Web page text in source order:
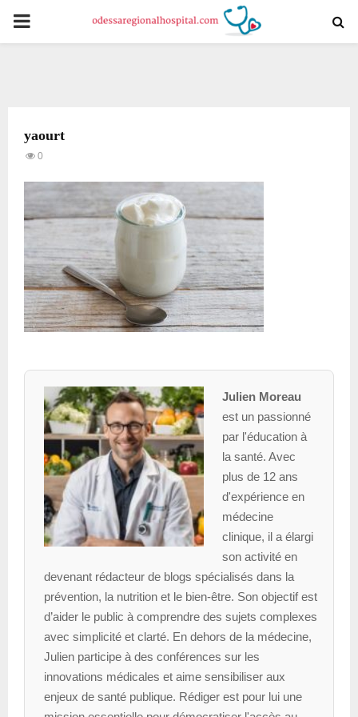
PRIMARY
yaourt
0
Julien Moreau
est un passionné
par l'éducation à
la santé. Avec
plus de 12 ans
d'expérience en
médecine
clinique, il a élargi
son activité en
devenant rédacteur de blogs spécialisés dans la
prévention, la nutrition et le bien-être. Son objectif est
d’aider le public à comprendre des sujets complexes
avec simplicité et clarté. En dehors de la médecine,
Julien participe à des conférences sur les
innovations médicales et aime sensibiliser aux
enjeux de santé publique. Rédiger est pour lui une